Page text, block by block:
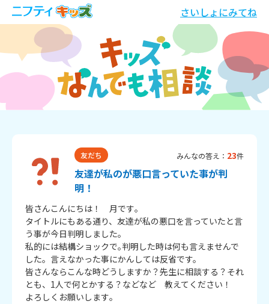
さいしょにみてね
友だち みんなの答え： 23件
友達が私のが悪口言っていた事が判
明！
皆さんこんにちは！　月です｡
タイトルにもある通り、友達が私の悪口を言っていたと言
う事が今日判明しました。
私的には結構ショックで｡判明した時は何も言えませんで
した。言えなかった事にかんしては反省です。
皆さんならこんな時どうしますか？先生に相談する？それ
とも、1人で何とかする？などなど　教えてください！
よろしくお願いします｡